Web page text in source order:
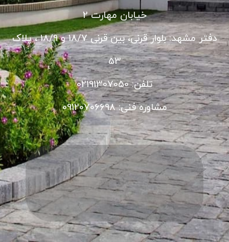
خیابان مهارت 2
دفتر مشهد: بلوار قرنی، بین قرنی 18/7 و 18/9 ، پلاک
53
تلفن: 02191307050
مشاوره فنی: 09120706698